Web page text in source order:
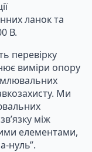
ланок та
В.
перевірку
виміри опору
Ми
між
елементами,
нуль”.